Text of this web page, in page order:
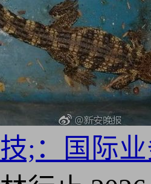
;：国际